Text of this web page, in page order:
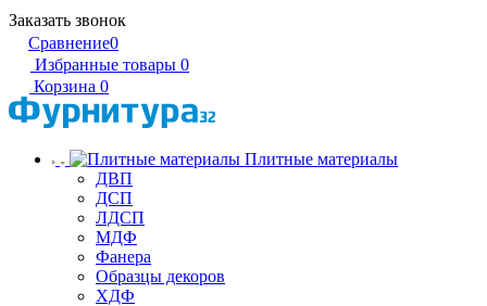
Заказать звонок
Сравнение0
Избранные товары 0
Корзина 0
Плитные материалы
ДВП
ДСП
ЛДСП
МДФ
Фанера
Образцы декоров
ХДФ